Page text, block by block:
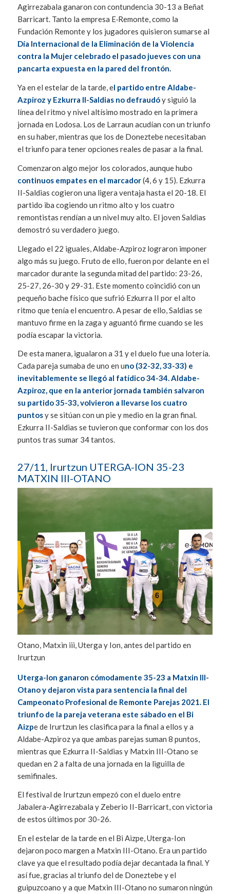
Agirrezabala ganaron con contundencia 30-13 a Beñat
Barricart. Tanto la empresa E·Remonte, como la
Fundación Remonte y los jugadores quisieron sumarse al
Día Internacional de la Eliminación de la Violencia
contra la Mujer celebrado el pasado jueves con una
pancarta expuesta en la pared del frontón.
Ya en el estelar de la tarde, el partido entre Aldabe-
Azpiroz y Ezkurra II-Saldias no defraudóy siguió la
línea del ritmo y nivel altísimo mostrado en la primera
jornada en Lodosa. Los de Larraun acudían con un triunfo
en su haber, mientras que los de Doneztebe necesitaban
el triunfo para tener opciones reales de pasar a la final.
Comenzaron algo mejor los colorados, aunque hubo
continuos empates en el marcador(4, 6 y 15). Ezkurra
II-Saldias cogieron una ligera ventaja hasta el 20-18. El
partido iba cogiendo un ritmo alto y los cuatro
remontistas rendían a un nivel muy alto. El joven Saldias
demostró su verdadero juego.
Llegado el 22 iguales, Aldabe-Azpiroz lograron imponer
algo más su juego. Fruto de ello, fueron por delante en el
marcador durante la segunda mitad del partido: 23-26,
25-27, 26-30 y 29-31. Este momento coincidió con un
pequeño bache físico que sufrió Ezkurra II por el alto
ritmo que tenía el encuentro. A pesar de ello, Saldias se
mantuvo firme en la zaga y aguantó firme cuando se les
podía escapar la victoria.
De esta manera, igualaron a 31 y el duelo fue una lotería.
Cada pareja sumaba de uno en uno (32-32, 33-33) e
inevitablemente se llegó al fatídico 34-34. Aldabe-
Azpiroz, que en la anterior jornada también salvaron
su partido 35-33, volvieron a llevarse los cuatro
puntosy se sitúan con un pie y medio en la gran final.
Ezkurra II-Saldias se tuvieron que conformar con los dos
puntos tras sumar 34 tantos.
27/11, Irurtzun UTERGA-ION 35-23
MATXIN III-OTANO
Otano, Matxin iii, Uterga y Ion, antes del partido en
Irurtzun
Uterga-Ion ganaron cómodamente 35-23 a Matxin III-
Otano y dejaron vista para sentencia la final del
Campeonato Profesional de Remonte Parejas 2021. El
triunfo de la pareja veterana este sábado en el Bi
Aizpe de Irurtzun les clasifica para la final a ellos y a
Aldabe-Azpiroz ya que ambas parejas suman 8 puntos,
mientras que Ezkurra II-Saldias y Matxin III-Otano se
quedan en 2 a falta de una jornada en la liguilla de
semifinales.
El festival de Irurtzun empezó con el duelo entre
Jabalera-Agirrezabala y Zeberio II-Barricart, con victoria
de estos últimos por 30-26.
En el estelar de la tarde en el Bi Aizpe, Uterga-Ion
dejaron poco margen a Matxin III-Otano. Era un partido
clave ya que el resultado podía dejar decantada la final. Y
así fue, gracias al triunfo del de Doneztebe y el
guipuzcoano y a que Matxin III-Otano no sumaron ningún